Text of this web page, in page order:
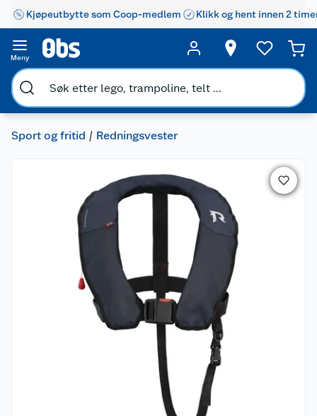
Kjøpeutbytte som Coop-medlem Klikk og hent innen 2
Meny
Sport og fritid Redningsvester